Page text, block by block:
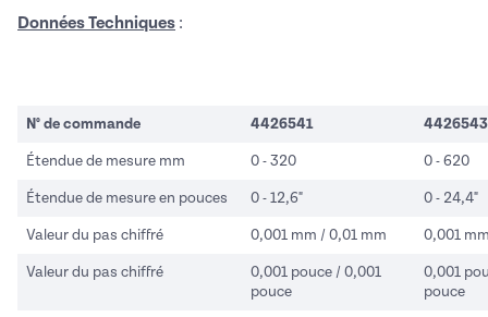
Données Techniques :
N° de commande 4426541 4426543
Étendue de mesure mm 0 - 320 0 - 620
Étendue de mesure en pouces 0 - 12,6" 0 - 24,4"
Valeur du pas chiffré 0,001 mm / 0,01 mm 0,001
Valeur du pas chiffré
0,001 pouce / 0,001
pouce
0,001
pouce